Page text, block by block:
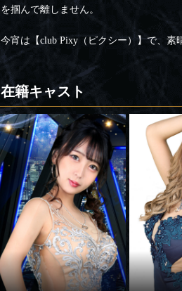
を掴んで離しません。
今宵は【club Pixy（ピクシー）】で、
在籍キャスト